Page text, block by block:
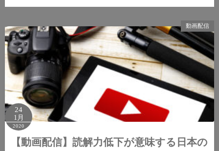
動画配信
24
1月
2020
【動画配信】読解力低下が意味する日本の